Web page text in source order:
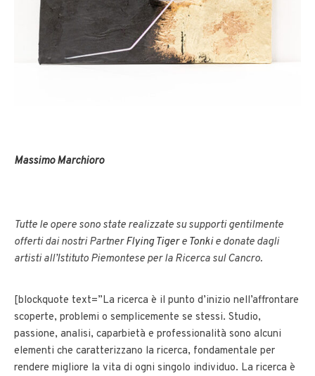
Massimo Marchioro
Tutte le opere sono state realizzate su supporti gentilmente
offerti dai nostri PartnerFlying Tigere Tonkie donate dagli
artisti all’Istituto Piemontese per la Ricerca sul Cancro.
[blockquote text=”La ricerca è il punto d’inizio nell’affrontare
scoperte, problemi o semplicemente se stessi. Studio,
passione, analisi, caparbietà e professionalità sono alcuni
elementi che caratterizzano la ricerca, fondamentale per
rendere migliore la vita di ogni singolo individuo. La ricerca è